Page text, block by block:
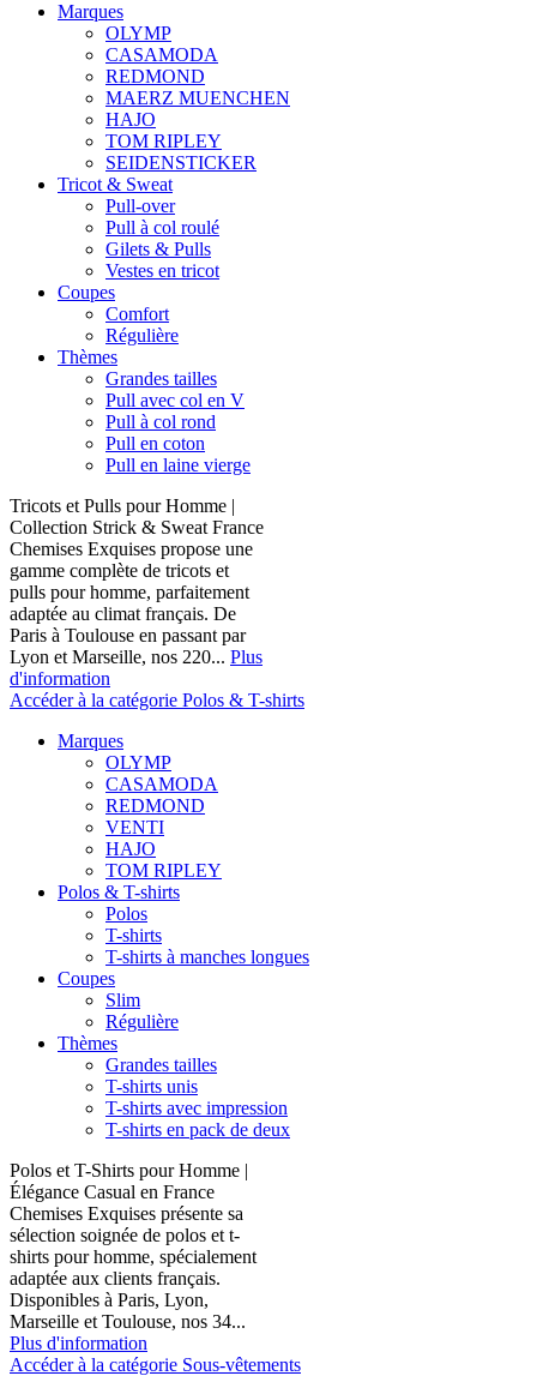
Marques
OLYMP
CASAMODA
REDMOND
MAERZ MUENCHEN
HAJO
TOM RIPLEY
SEIDENSTICKER
Tricot & Sweat
Pull-over
Pull à col roulé
Gilets & Pulls
Vestes en tricot
Coupes
Comfort
Régulière
Thèmes
Grandes tailles
Pull avec col en V
Pull à col rond
Pull en coton
Pull en laine vierge
Tricots et Pulls pour Homme |
Collection Strick & Sweat France
Chemises Exquises propose une
gamme complète de tricots et
pulls pour homme, parfaitement
adaptée au climat français. De
Paris à Toulouse en passant par
Lyon et Marseille, nos 220... Plus
d'information
Accéder à la catégorie Polos & T-shirts
Marques
OLYMP
CASAMODA
REDMOND
VENTI
HAJO
TOM RIPLEY
Polos & T-shirts
Polos
T-shirts
T-shirts à manches longues
Coupes
Slim
Régulière
Thèmes
Grandes tailles
T-shirts unis
T-shirts avec impression
T-shirts en pack de deux
Polos et T-Shirts pour Homme |
Élégance Casual en France
Chemises Exquises présente sa
sélection soignée de polos et t-
shirts pour homme, spécialement
adaptée aux clients français.
Disponibles à Paris, Lyon,
Marseille et Toulouse, nos 34...
Plus d'information
Accéder à la catégorie Sous-vêtements